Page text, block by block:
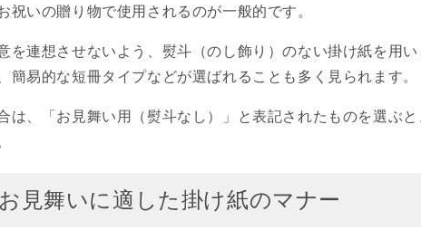
祝いの贈り物で使用されるのが一般的です。
を連想させないよう、熨斗（のし飾り）のない掛け紙を用い
簡易的な短冊タイプなどが選ばれることも多く見られます。
は、「お見舞い用（熨斗なし）」と表記されたものを選ぶ
見舞いに適した掛け紙のマナー